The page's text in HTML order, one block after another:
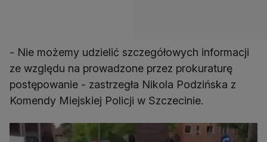
- Nie możemy udzielić szczegółowych informacji
ze względu na prowadzone przez prokuraturę
postępowanie - zastrzegła Nikola Podzińska z
Komendy Miejskiej Policji w Szczecinie.